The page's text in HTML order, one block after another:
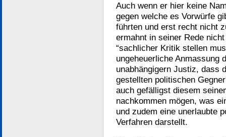
Auch wenn er hier keine
gegen welche es Vorwürfe
führten und erst recht nicht
ermahnt in seiner Rede
“sachlicher Kritik stellen
ungeheuerliche Anmassung
unabhängigern Justiz, dass
gestellten politischen
auch gefälligst diesem
nachkommen mögen, was
und zudem eine unerlaubte
Verfahren darstellt.